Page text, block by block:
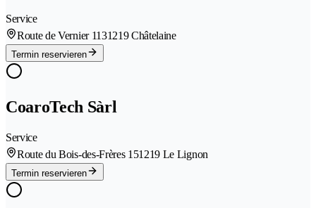
Service
Route de Vernier 1131219 Châtelaine
Termin reservieren
CoaroTech Sàrl
Service
Route du Bois-des-Frères 151219 Le Lignon
Termin reservieren